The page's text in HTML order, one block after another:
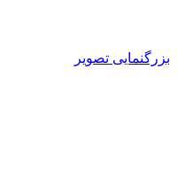
بزرگنمایی تصویر